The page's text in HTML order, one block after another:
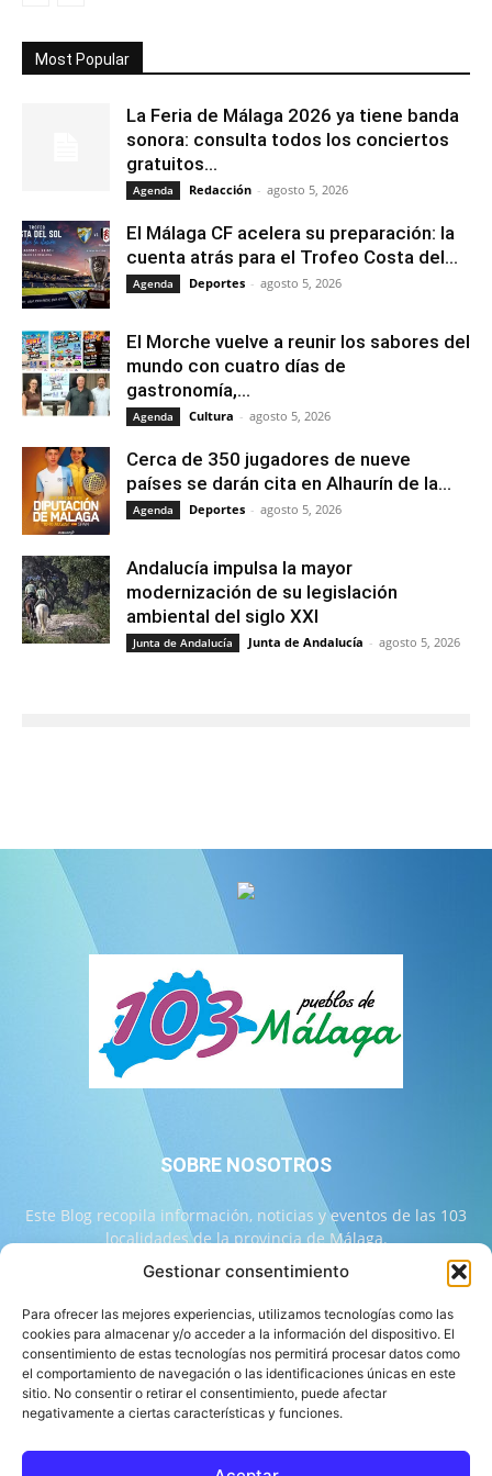
Gestionar consentimiento
Para ofrecer las mejores experiencias, utilizamos tecnologías como las
cookies para almacenar y/o acceder a la información del dispositivo. El
consentimiento de estas tecnologías nos permitirá procesar datos como
el comportamiento de navegación o las identificaciones únicas en este
sitio. No consentir o retirar el consentimiento, puede afectar
negativamente a ciertas características y funciones.
Most Popular
La Feria de Málaga 2026 ya tiene banda
sonora: consulta todos los conciertos
gratuitos...
Agenda Redacción - agosto 5, 2026
El Málaga CF acelera su preparación: la
cuenta atrás para el Trofeo Costa del...
Agenda Deportes - agosto 5, 2026
El Morche vuelve a reunir los sabores del
mundo con cuatro días de
gastronomía,...
Agenda Cultura - agosto 5, 2026
Cerca de 350 jugadores de nueve
países se darán cita en Alhaurín de la...
Agenda Deportes - agosto 5, 2026
Andalucía impulsa la mayor
modernización de su legislación
ambiental del siglo XXI
Junta de Andalucía Junta de Andalucía - agosto 5, 2026
SOBRE NOSOTROS
Este Blog recopila información, noticias y eventos de las 103
localidades de la provincia de Málaga.
Contáctanos:info@103malaga.com
SÍGUENOS